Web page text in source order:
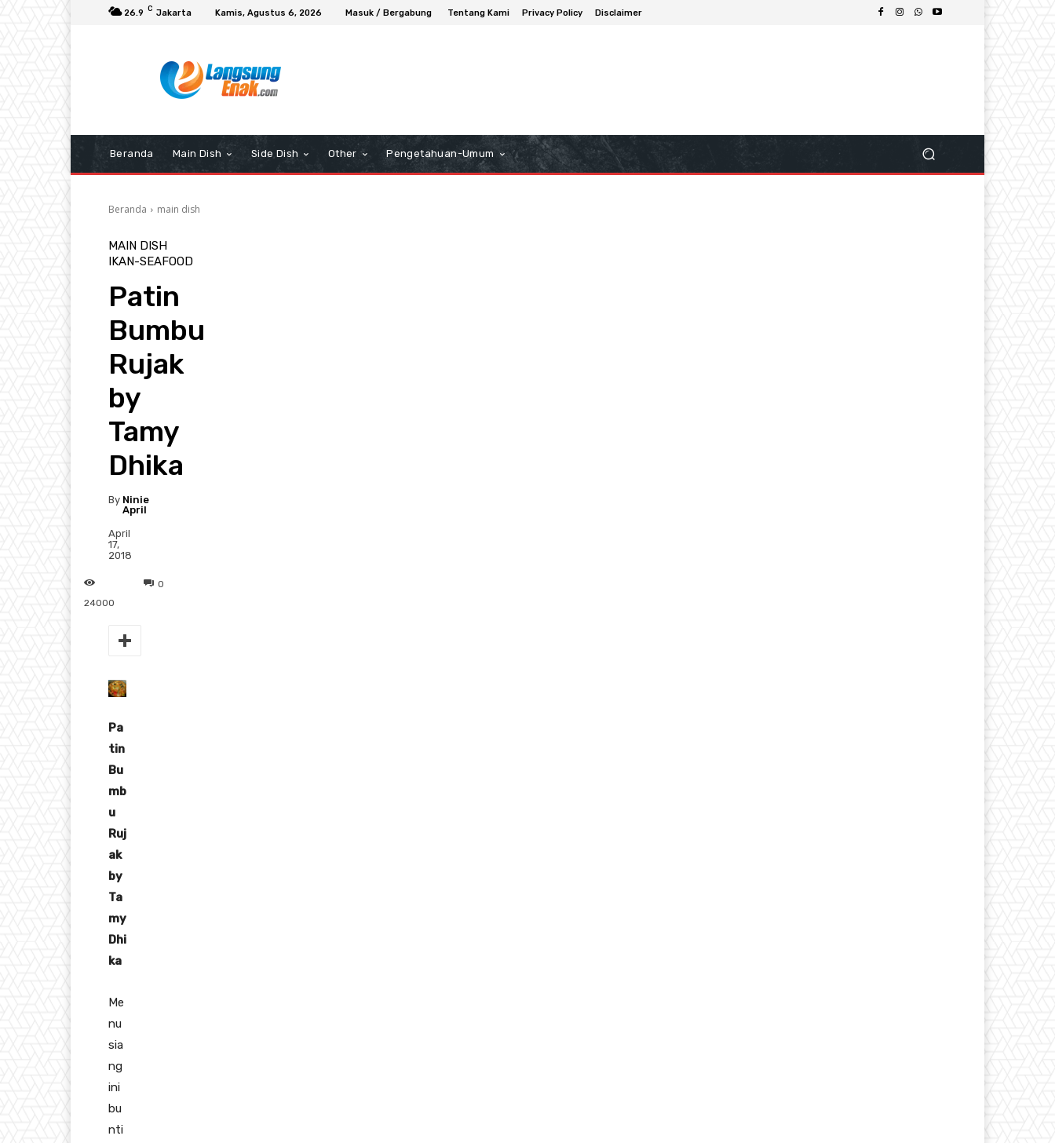
26.9 C Jakarta Kamis, Agustus 6, 2026 Masuk / Bergabung Tentang Kami Privacy Policy Disclaimer
Beranda Main Dish Side Dish Other Pengetahuan-Umum
Beranda main dish
MAIN DISH
IKAN-SEAFOOD
Patin
Bumbu
Rujak
by
Tamy
Dhika
By Ninie
April
April
17,
2018
0
24000
Pa
tin
Bu
mb
u
Ruj
ak
by
Ta
my
Dhi
ka
Me
nu
sia
ng
ini
bu
nti